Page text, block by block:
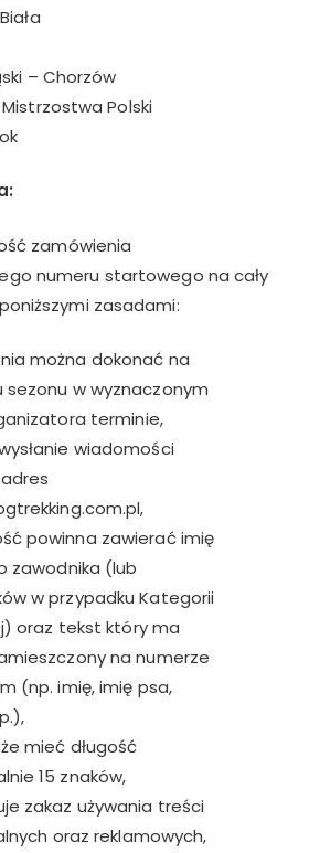
– Chorzów
Mistrzostwa Polski
zamówienia
numeru startowego na cały
zasadami:
można dokonać na
w wyznaczonym
terminie,
wiadomości
powinna zawierać imię
zawodnika (lub
w przypadku Kategorii
oraz tekst który ma
na numerze
(np. imię, imię psa,
mieć długość
15 znaków,
zakaz używania treści
oraz reklamowych,